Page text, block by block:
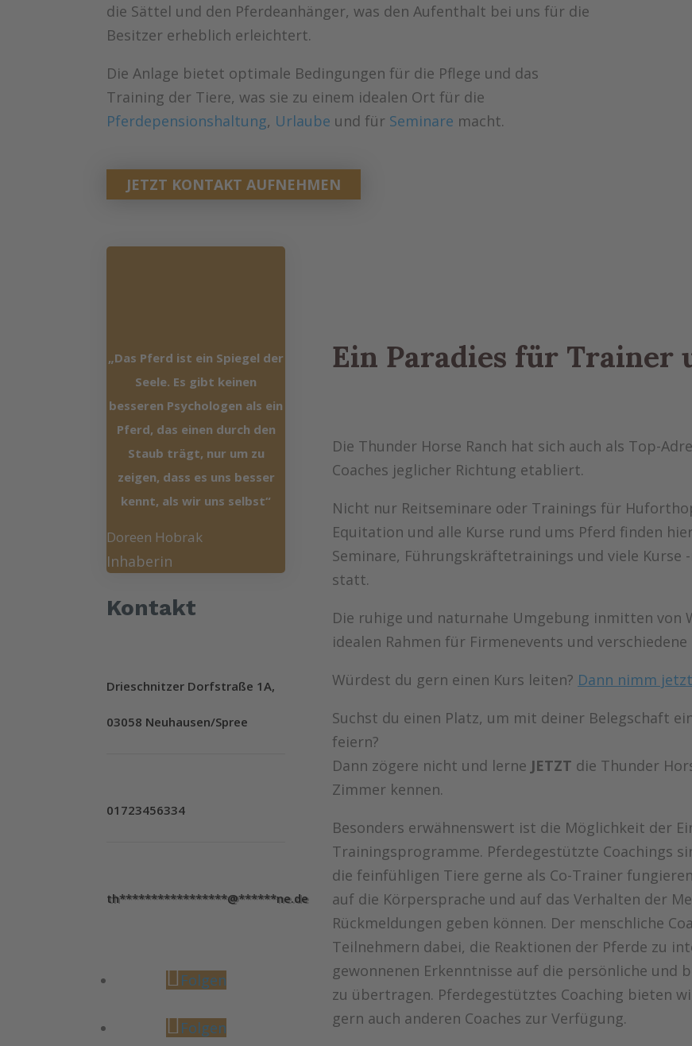
die Sättel und den Pferdeanhänger, was den Aufenthalt bei uns für die
Besitzer erheblich erleichtert.
Die Anlage bietet optimale Bedingungen für die Pflege und das
Training der Tiere, was sie zu einem idealen Ort für die
Pferdepensionshaltung, Urlaube und für Seminare macht.
JETZT KONTAKT AUFNEHMEN
„Das Pferd ist ein Spiegel der
Seele. Es gibt keinen
besseren Psychologen als ein
Pferd, das einen durch den
Staub trägt, nur um zu
zeigen, dass es uns besser
kennt, als wir uns selbst“
Doreen Hobrak
Inhaberin
Kontakt
Drieschnitzer Dorfstraße 1A,
03058 Neuhausen/Spree
01723456334
th*****************@******ne.de
Folgen
Folgen
Ein Paradies für Trainer
Die Thunder Horse Ranch hat sich auch als Top-
Coaches jeglicher Richtung etabliert.
Nicht nur Reitseminare oder Trainings für
Equitation und alle Kurse rund ums Pferd finden
Seminare, Führungskräftetrainings und viele
statt.
Die ruhige und naturnahe Umgebung inmitten von
idealen Rahmen für Firmenevents und
Würdest du gern einen Kurs leiten? Dann nimm
Suchst du einen Platz, um mit deiner Belegschaft
feiern?
Dann zögere nicht und lerne JETZT die Thunder
Zimmer kennen.
Besonders erwähnenswert ist die Möglichkeit der
Trainingsprogramme. Pferdegestützte Coachings
die feinfühligen Tiere gerne als Co-Trainer
auf die Körpersprache und auf das Verhalten der
Rückmeldungen geben können. Der menschliche
Teilnehmern dabei, die Reaktionen der Pferde zu
gewonnenen Erkenntnisse auf die persönliche und
zu übertragen. Pferdegestütztes Coaching bieten
gern auch anderen Coaches zur Verfügung.